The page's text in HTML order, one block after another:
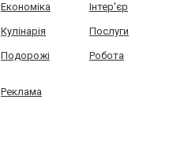
Економіка Інтер'єр
Кулінарія Послуги
Подорожі Робота
Реклама